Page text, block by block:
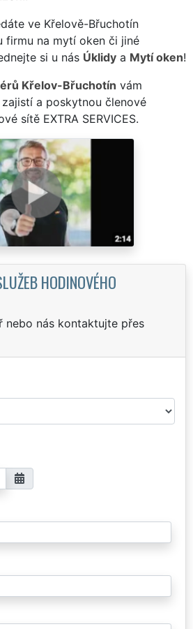
ve Křelově-Břuchotín
firmu na mytí oken či jiné
si u nás Úklidy a Mytí oken!
Křelov-Břuchotín vám
a poskytnou členové
sítě EXTRA SERVICES.
HODINOVÉHO
nebo nás kontaktujte přes